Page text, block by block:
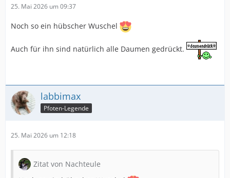
25. Mai 2026 um 09:37
Noch so ein hübscher Wuschel
Auch für ihn sind natürlich alle Daumen gedrückt.
labbimax
Pfoten-Legende
25. Mai 2026 um 12:18
Zitat von Nachteule